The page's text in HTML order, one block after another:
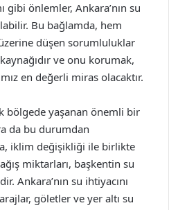
gibi önlemler, Ankara’nın su
Bu bağlamda, hem
düşen sorumluluklar
ve onu korumak,
en değerli miras olacaktır.
bölgede yaşanan önemli bir
da bu durumdan
iklim değişikliği ile birlikte
miktarları, başkentin su
Ankara’nın su ihtiyacını
göletler ve yer altı su